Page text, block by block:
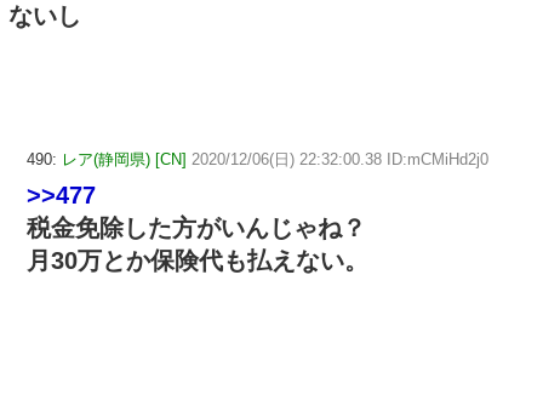
ないし
490: レア(静岡県) [CN] 2020/12/06(日) 22:32:00.38 ID:mCMiHd2j0
>>477
税金免除した方がいんじゃね？
月30万とか保険代も払えない。